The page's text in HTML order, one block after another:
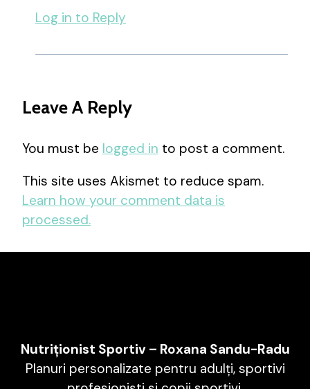
Log in to Reply
Leave A Reply
You must be logged in to post a comment.
This site uses Akismet to reduce spam.
Learn how your comment data is
processed.
Nutriționist Sportiv – Roxana Sandu-Radu
Planuri personalizate pentru adulți, sportivi